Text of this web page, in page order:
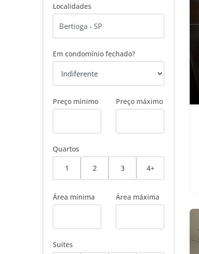
Localidades
Em condomínio fechado?
Preço mínimo Preço máximo
Quartos
1 2 3 4+
Área mínima Área máxima
Suítes